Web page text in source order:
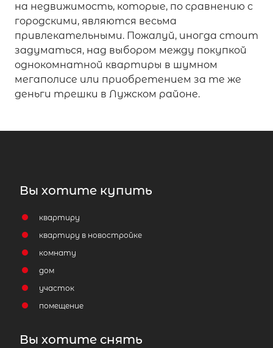
на недвижимость, которые, по сравнению с
городскими, являются весьма
привлекательными. Пожалуй, иногда стоит
задуматься, над выбором между покупкой
однокомнатной квартиры в шумном
мегаполисе или приобретением за те же
деньги трешки в Лужском районе.
Вы хотите купить
квартиру
квартиру в новостройке
комнату
дом
участок
помещение
Вы хотите снять